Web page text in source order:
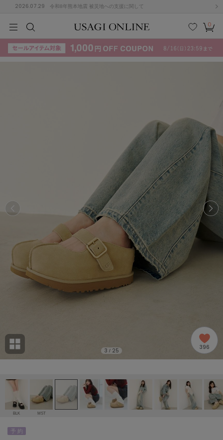
2026.07.29 令和8年熊本地震 被災地への支援に関して
検索
お気
に入
カー
ト
0
KIDSBABYBEAUTYLIFE STYLE
(2005)
ョン雑貨 (865)
/ランジェリー (127)
ェア (121)
(124)
KIDSBABYBEAUTYLIFE STYLE
ACYM
アシーム
adidas by Stella McCartney
アディダス バイ ステラマッカートニー
ALLISON BROWN
アリソンブラウン
Ame no chi Hare
アメノチハレ
アモマ
ánuans
アニュアンス
ànuke
アンヌーク
3 / 25 396
BLK MST
予 約